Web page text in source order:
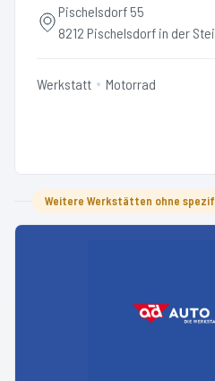
Pischelsdorf 55
8212 Pischelsdorf in der
Werkstatt Motorrad
Weitere Werkstätten ohne